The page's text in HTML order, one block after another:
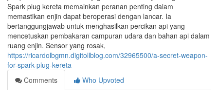
Spark plug kereta memainkan peranan penting dalam
memastikan enjin dapat beroperasi dengan lancar. Ia
bertanggungjawab untuk menghasilkan percikan api yang
mencetuskan pembakaran campuran udara dan bahan api dalam
ruang enjin. Sensor yang rosak,
https://ricardolbgmn.digitollblog.com/32965500/a-secret-weapon-
for-spark-plug-kereta
Comments
Who Upvoted